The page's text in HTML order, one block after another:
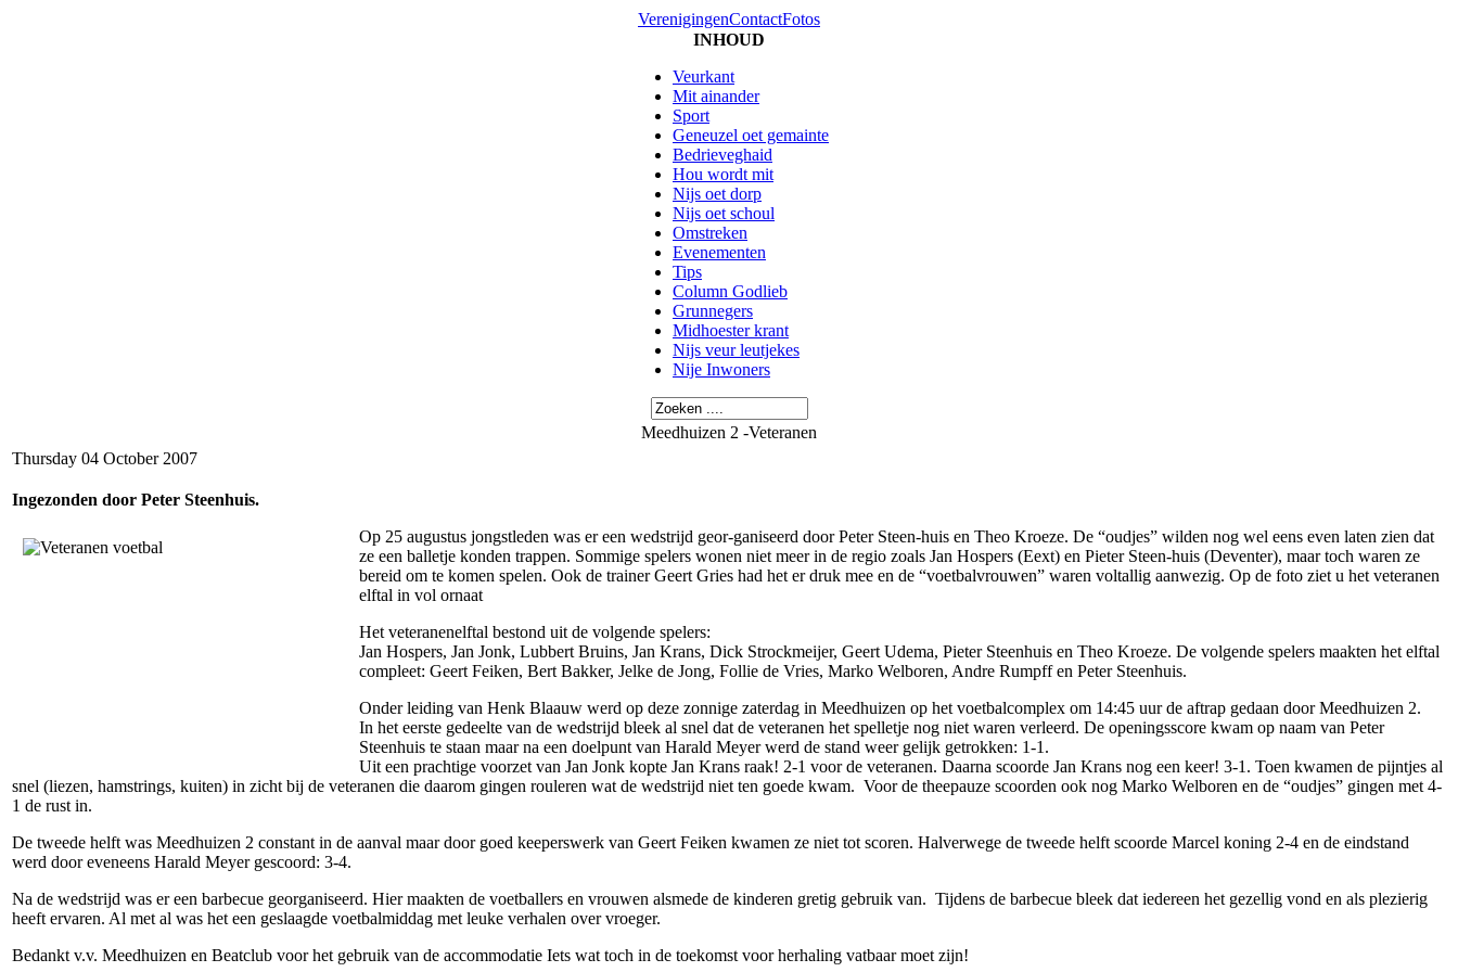
VerenigingenContactFotos
INHOUD
Veurkant
Mit ainander
Sport
Geneuzel oet gemainte
Bedrieveghaid
Hou wordt mit
Nijs oet dorp
Nijs oet schoul
Omstreken
Evenementen
Tips
Column Godlieb
Grunnegers
Midhoester krant
Nijs veur leutjekes
Nije Inwoners
Meedhuizen 2 -Veteranen
Thursday 04 October 2007
Ingezonden door Peter Steenhuis.
Op 25 augustus jongstleden was er een wedstrijd geor-ganiseerd door Peter Steen-huis en Theo Kroeze. De “oudjes” wilden nog wel eens even laten zien dat
ze een balletje konden trappen. Sommige spelers wonen niet meer in de regio zoals Jan Hospers (Eext) en Pieter Steen-huis (Deventer), maar toch waren ze
bereid om te komen spelen. Ook de trainer Geert Gries had het er druk mee en de “voetbalvrouwen” waren voltallig aanwezig. Op de foto ziet u het veteranen
elftal in vol ornaat
Het veteranenelftal bestond uit de volgende spelers:
Jan Hospers, Jan Jonk, Lubbert Bruins, Jan Krans, Dick Strockmeijer, Geert Udema, Pieter Steenhuis en Theo Kroeze. De volgende spelers maakten het elftal
compleet: Geert Feiken, Bert Bakker, Jelke de Jong, Follie de Vries, Marko Welboren, Andre Rumpff en Peter Steenhuis.
Onder leiding van Henk Blaauw werd op deze zonnige zaterdag in Meedhuizen op het voetbalcomplex om 14:45 uur de aftrap gedaan door Meedhuizen 2.
In het eerste gedeelte van de wedstrijd bleek al snel dat de veteranen het spelletje nog niet waren verleerd. De openingsscore kwam op naam van Peter
Steenhuis te staan maar na een doelpunt van Harald Meyer werd de stand weer gelijk getrokken: 1-1.
Uit een prachtige voorzet van Jan Jonk kopte Jan Krans raak! 2-1 voor de veteranen. Daarna scoorde Jan Krans nog een keer! 3-1. Toen kwamen de pijntjes al
snel (liezen, hamstrings, kuiten) in zicht bij de veteranen die daarom gingen rouleren wat de wedstrijd niet ten goede kwam. Voor de theepauze scoorden ook nog Marko Welboren en de “oudjes” gingen met 4-
1 de rust in.
De tweede helft was Meedhuizen 2 constant in de aanval maar door goed keeperswerk van Geert Feiken kwamen ze niet tot scoren. Halverwege de tweede helft scoorde Marcel koning 2-4 en de eindstand
werd door eveneens Harald Meyer gescoord: 3-4.
Na de wedstrijd was er een barbecue georganiseerd. Hier maakten de voetballers en vrouwen alsmede de kinderen gretig gebruik van. Tijdens de barbecue bleek dat iedereen het gezellig vond en als plezierig
heeft ervaren. Al met al was het een geslaagde voetbalmiddag met leuke verhalen over vroeger.
Bedankt v.v. Meedhuizen en Beatclub voor het gebruik van de accommodatie Iets wat toch in de toekomst voor herhaling vatbaar moet zijn!